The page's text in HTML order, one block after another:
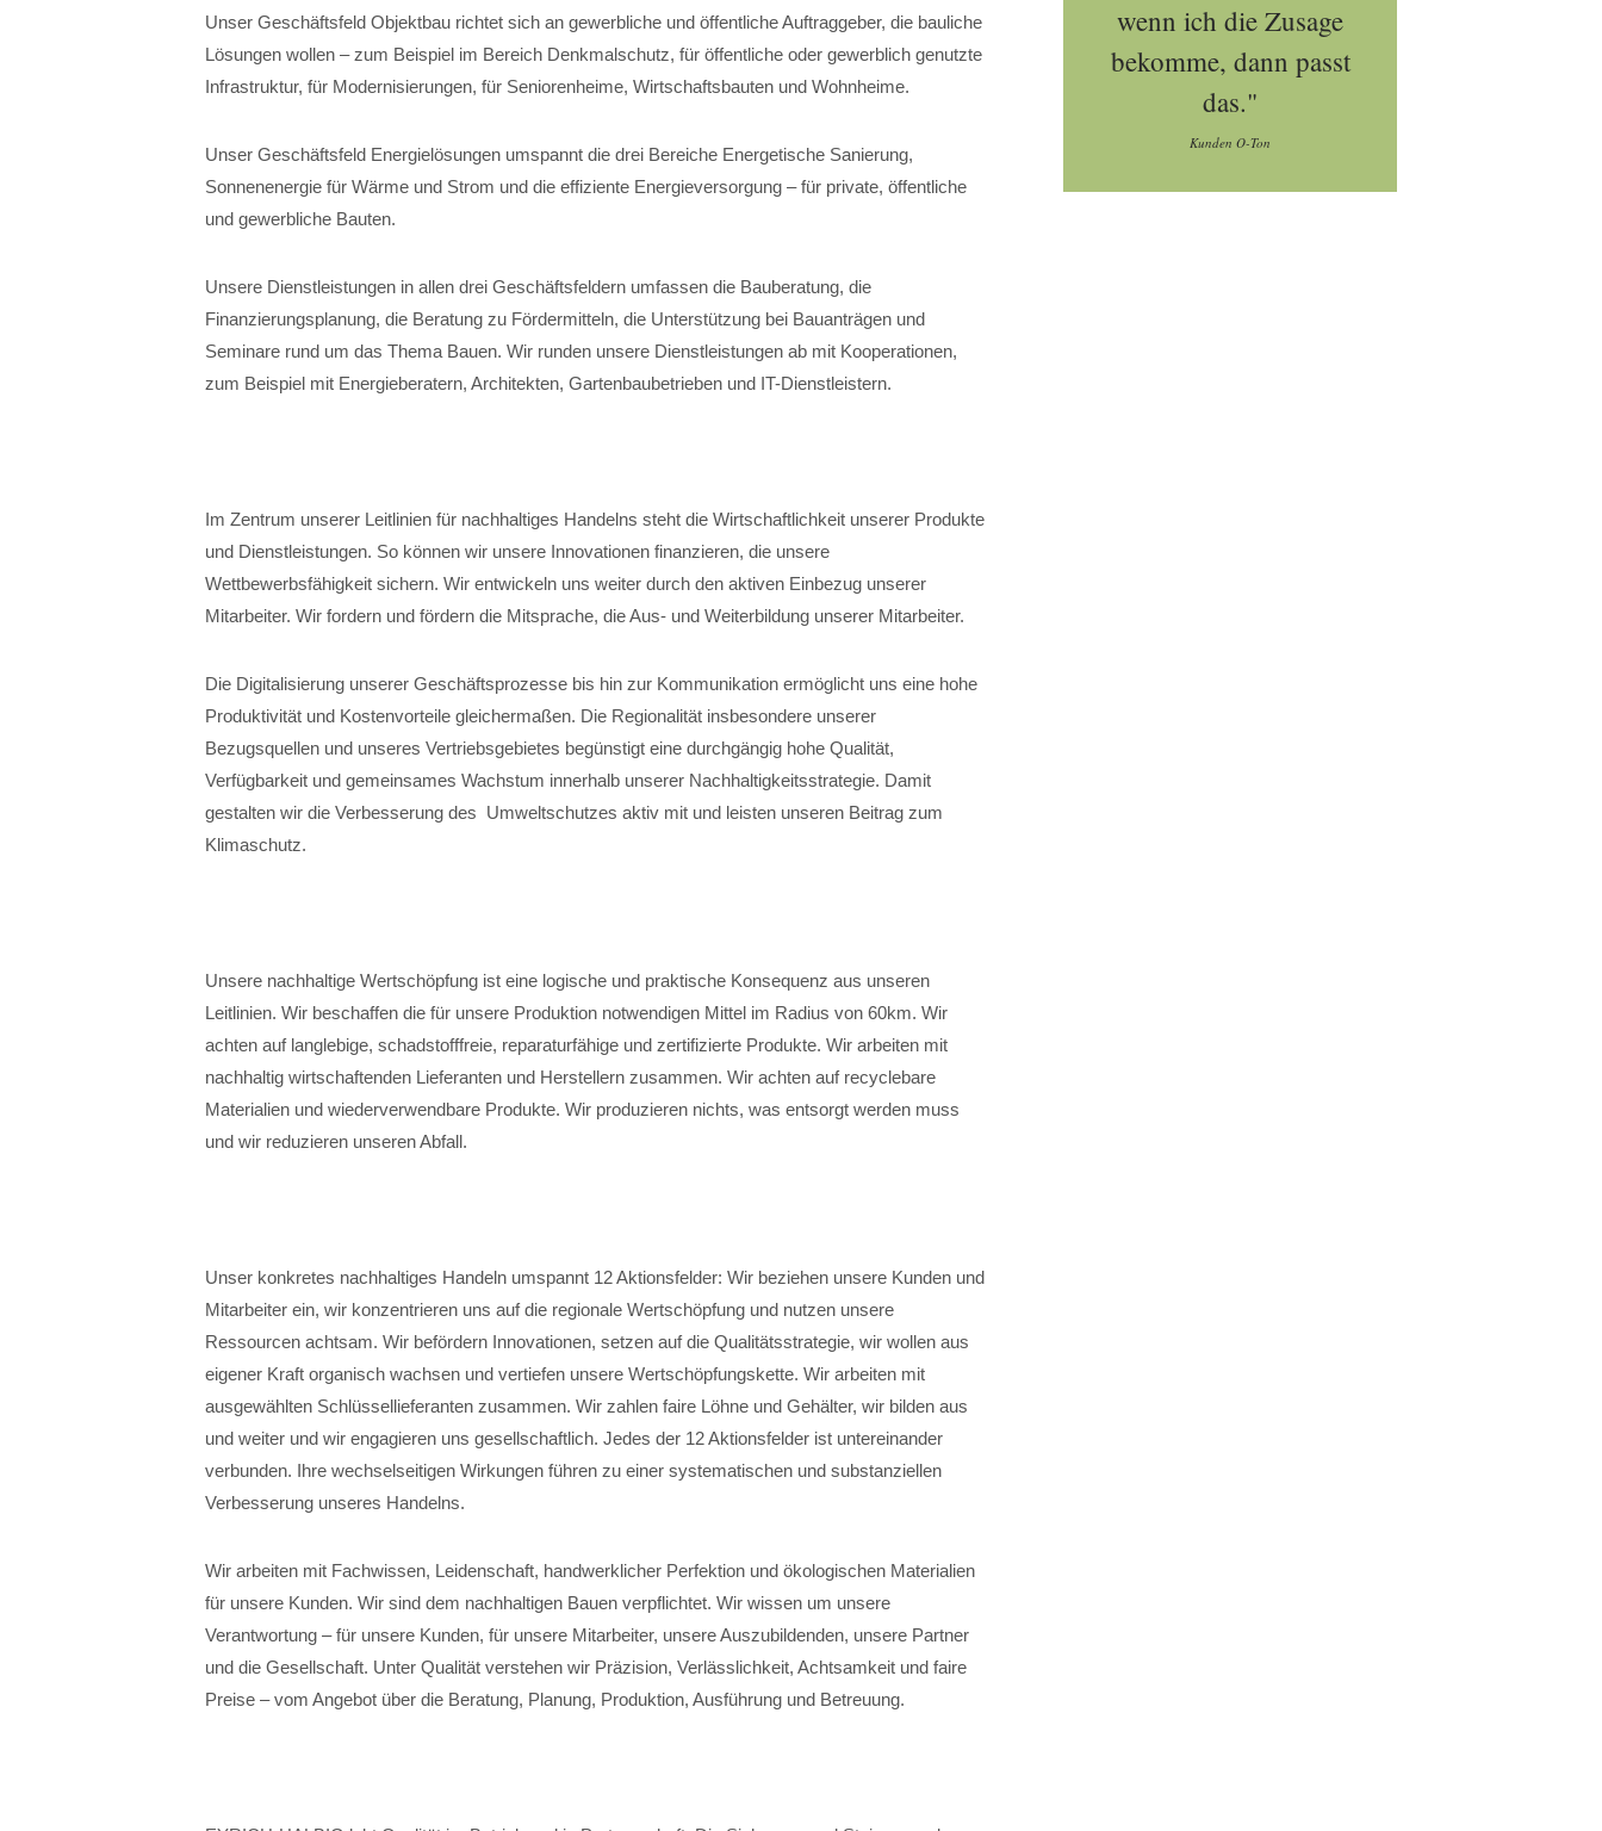
Unser Geschäftsfeld Objektbau richtet sich an gewerbliche und öffentliche Auftraggeber, die bauliche
Lösungen wollen – zum Beispiel im Bereich Denkmalschutz, für öffentliche oder gewerblich genutzte
Infrastruktur, für Modernisierungen, für Seniorenheime, Wirtschaftsbauten und Wohnheime.
Unser Geschäftsfeld Energielösungen umspannt die drei Bereiche Energetische Sanierung,
Sonnenenergie für Wärme und Strom und die effiziente Energieversorgung – für private, öffentliche
und gewerbliche Bauten.
Unsere Dienstleistungen in allen drei Geschäftsfeldern umfassen die Bauberatung, die
Finanzierungsplanung, die Beratung zu Fördermitteln, die Unterstützung bei Bauanträgen und
Seminare rund um das Thema Bauen. Wir runden unsere Dienstleistungen ab mit Kooperationen,
zum Beispiel mit Energieberatern, Architekten, Gartenbaubetrieben und IT-Dienstleistern.
Im Zentrum unserer Leitlinien für nachhaltiges Handelns steht die Wirtschaftlichkeit unserer Produkte
und Dienstleistungen. So können wir unsere Innovationen finanzieren, die unsere
Wettbewerbsfähigkeit sichern. Wir entwickeln uns weiter durch den aktiven Einbezug unserer
Mitarbeiter. Wir fordern und fördern die Mitsprache, die Aus- und Weiterbildung unserer Mitarbeiter.
Die Digitalisierung unserer Geschäftsprozesse bis hin zur Kommunikation ermöglicht uns eine hohe
Produktivität und Kostenvorteile gleichermaßen. Die Regionalität insbesondere unserer
Bezugsquellen und unseres Vertriebsgebietes begünstigt eine durchgängig hohe Qualität,
Verfügbarkeit und gemeinsames Wachstum innerhalb unserer Nachhaltigkeitsstrategie. Damit
gestalten wir die Verbesserung des Umweltschutzes aktiv mit und leisten unseren Beitrag zum
Klimaschutz.
Unsere nachhaltige Wertschöpfung ist eine logische und praktische Konsequenz aus unseren
Leitlinien. Wir beschaffen die für unsere Produktion notwendigen Mittel im Radius von 60km. Wir
achten auf langlebige, schadstofffreie, reparaturfähige und zertifizierte Produkte. Wir arbeiten mit
nachhaltig wirtschaftenden Lieferanten und Herstellern zusammen. Wir achten auf recyclebare
Materialien und wiederverwendbare Produkte. Wir produzieren nichts, was entsorgt werden muss
und wir reduzieren unseren Abfall.
Unser konkretes nachhaltiges Handeln umspannt 12 Aktionsfelder: Wir beziehen unsere Kunden und
Mitarbeiter ein, wir konzentrieren uns auf die regionale Wertschöpfung und nutzen unsere
Ressourcen achtsam. Wir befördern Innovationen, setzen auf die Qualitätsstrategie, wir wollen aus
eigener Kraft organisch wachsen und vertiefen unsere Wertschöpfungskette. Wir arbeiten mit
ausgewählten Schlüssellieferanten zusammen. Wir zahlen faire Löhne und Gehälter, wir bilden aus
und weiter und wir engagieren uns gesellschaftlich. Jedes der 12 Aktionsfelder ist untereinander
verbunden. Ihre wechselseitigen Wirkungen führen zu einer systematischen und substanziellen
Verbesserung unseres Handelns.
Wir arbeiten mit Fachwissen, Leidenschaft, handwerklicher Perfektion und ökologischen Materialien
für unsere Kunden. Wir sind dem nachhaltigen Bauen verpflichtet. Wir wissen um unsere
Verantwortung – für unsere Kunden, für unsere Mitarbeiter, unsere Auszubildenden, unsere Partner
und die Gesellschaft. Unter Qualität verstehen wir Präzision, Verlässlichkeit, Achtsamkeit und faire
Preise – vom Angebot über die Beratung, Planung, Produktion, Ausführung und Betreuung.
wenn ich die Zusage
bekomme, dann passt
das."
Kunden O-Ton